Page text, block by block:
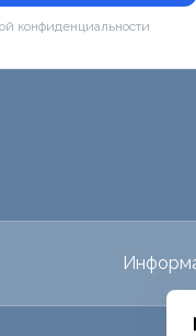
конфиденциальности